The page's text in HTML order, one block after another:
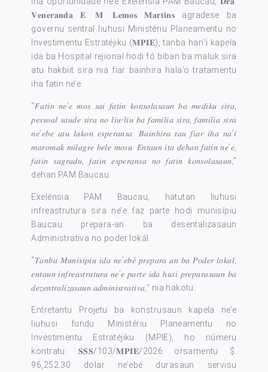
𝐕𝐞𝐧𝐞𝐫𝐚𝐧𝐝𝐚 𝐄. 𝐌. 𝐋𝐞𝐦𝐨𝐬 𝐌𝐚𝐫𝐭𝐢𝐧𝐬 agradese ba
governu sentral liuhusi Ministériu Planeamentu no
Investimentu Estratéjiku (𝐌𝐏𝐈𝐄), tanba hari’i kapela
ida ba Hospital rejional hodi fó biban ba maluk sira
atu hakbiit sira nia fiar bainhira hala’o tratamentu
iha fatin ne’e.
“𝐹𝑎𝑡𝑖𝑛 𝑛𝑒’𝑒 𝑚𝑜𝑠 𝑠𝑎𝑖 𝑓𝑎𝑡𝑖𝑛 𝑘𝑜𝑛𝑠𝑜𝑙𝑎𝑠𝑎𝑢𝑛 𝑏𝑎 𝑚𝑒𝑑𝑖𝑘𝑢 𝑠𝑖𝑟𝑎,
𝑝𝑒𝑠𝑠𝑜𝑎𝑙 𝑠𝑎𝑢𝑑𝑒 𝑠𝑖𝑟𝑎 𝑛𝑜 𝑙𝑖𝑢-𝑙𝑖𝑢 𝑏𝑎 𝑓𝑎𝑚𝑖𝑙𝑖𝑎 𝑠𝑖𝑟𝑎, 𝑓𝑎𝑚𝑖𝑙𝑖𝑎 𝑠𝑖𝑟𝑎
𝑛𝑒’𝑒𝑏𝑒 𝑎𝑡𝑢 𝑙𝑎𝑘𝑜𝑛 𝑒𝑠𝑝𝑒𝑟𝑎𝑛𝑠𝑎. 𝐵𝑎𝑖𝑛ℎ𝑖𝑟𝑎 𝑡𝑎𝑢 𝑓𝑖𝑎𝑟 𝑖ℎ𝑎 𝑛𝑎’𝑖
𝑚𝑎𝑟𝑜𝑚𝑎𝑘 𝑚𝑖𝑙𝑎𝑔𝑟𝑒 𝑏𝑒𝑙𝑒 𝑚𝑜𝑠𝑢. 𝐸𝑛𝑡𝑎𝑢𝑛 𝑖𝑡𝑎 𝑑𝑒ℎ𝑎𝑛 𝑓𝑎𝑡𝑖𝑛 𝑛𝑒’𝑒,
𝑓𝑎𝑡𝑖𝑛 𝑠𝑎𝑔𝑟𝑎𝑑𝑢, 𝑓𝑎𝑡𝑖𝑛 𝑒𝑠𝑝𝑒𝑟𝑎𝑛𝑠𝑎 𝑛𝑜 𝑓𝑎𝑡𝑖𝑛 𝑘𝑜𝑛𝑠𝑜𝑙𝑎𝑠𝑎𝑢𝑛,”
dehan PAM Baucau.
Exelénsia PAM Baucau, hatutan liuhusi
infreastrutura sira ne’e faz parte hodi munisípiu
Baucau prepara-an ba desentalizasaun
Administrativa no poder lokál.
“𝑇𝑎𝑛𝑏𝑎 𝑀𝑢𝑛𝑖𝑠𝑖𝑝𝑖𝑢 𝑖𝑑𝑎 𝑛𝑒’𝑒𝑏𝑒́ 𝑝𝑟𝑒𝑝𝑎𝑟𝑎 𝑎𝑛 𝑏𝑎 𝑃𝑜𝑑𝑒𝑟 𝑙𝑜𝑘𝑎𝑙,
𝑒𝑛𝑡𝑎𝑢𝑛 𝑖𝑛𝑓𝑟𝑒𝑎𝑠𝑡𝑟𝑢𝑡𝑢𝑟𝑎 𝑛𝑒’𝑒 𝑝𝑎𝑟𝑡𝑒 𝑖𝑑𝑎 ℎ𝑢𝑠𝑖 𝑝𝑟𝑒𝑝𝑎𝑟𝑎𝑠𝑎𝑢𝑛 𝑏𝑎
𝑑𝑒𝑧𝑒𝑛𝑡𝑟𝑎𝑙𝑖𝑧𝑎𝑠𝑎𝑢𝑛 𝑎𝑑𝑚𝑖𝑛𝑖𝑠𝑡𝑟𝑎𝑡𝑖𝑣𝑎,” nia hakotu.
Entretantu Projetu ba konstrusaun kapela ne’e
liuhusi fundu Ministériu Planeamentu no
Investimentu Estratéjiku (MPIE), ho númeru
kontratu: 𝐒𝐒𝐒/103/𝐌𝐏𝐈𝐄/2026 orsamentu $.
96,252.30 dolar ne’ebé durasaun servisu